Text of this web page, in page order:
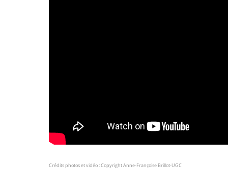
Crédits photos et vidéo :Copyright Anne-Françoise Brillot-UGC